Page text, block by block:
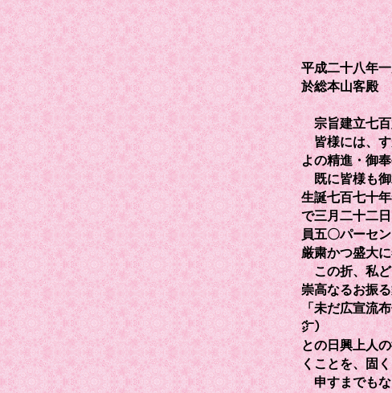
平成二十八年
於総本山客殿
宗旨建立七百
皆様には、す
よの精進・御
既に皆様も御
生誕七百七十
で三月二十二
員五〇パーセ
厳粛かつ盛大
この折、私ど
崇高なるお振
「未だ広宣流
㌻）
との日興上人
くことを、固
申すまでもな